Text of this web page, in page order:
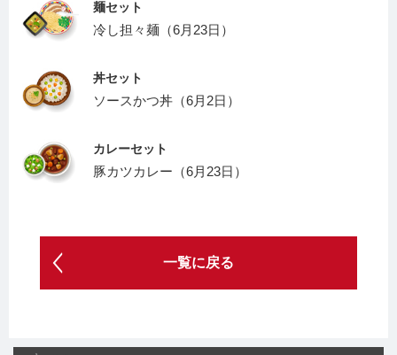
麺セット
冷し担々麺（6月23日）
丼セット
ソースかつ丼（6月2日）
カレーセット
豚カツカレー（6月23日）
一覧に戻る